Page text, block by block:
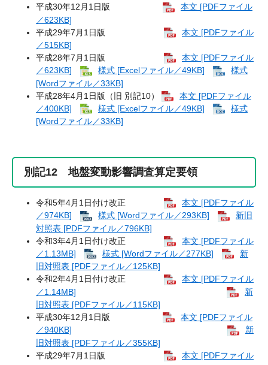
平成30年12月1日版
本文 [PDFファイル
／623KB]
平成29年7月1日版
本文 [PDFファイル
／515KB]
平成28年7月1日版
本文 [PDFファイル
／623KB]
様式 [Excelファイル／49KB]
様式
[Wordファイル／33KB]
平成28年4月1日版（旧 別記10）
本文 [PDFファイル
／400KB]
様式 [Excelファイル／49KB]
様式
[Wordファイル／33KB]
別記12 地盤変動影響調査算定要領
令和5年4月1日付け改正
本文 [PDFファイル
／974KB]
様式 [Wordファイル／293KB]
新旧
対照表 [PDFファイル／796KB]
令和3年4月1日付け改正
本文 [PDFファイル
／1.13MB]
様式 [Wordファイル／277KB]
新
旧対照表 [PDFファイル／125KB]
令和2年4月1日付け改正
本文 [PDFファイル
／1.14MB]
新
旧対照表 [PDFファイル／115KB]
平成30年12月1日版
本文 [PDFファイル
／940KB]
新
旧対照表 [PDFファイル／355KB]
平成29年7月1日版
本文 [PDFファイル